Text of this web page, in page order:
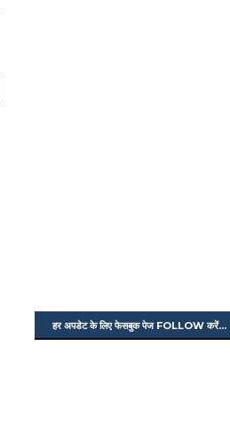
हर अपडेट के लिए फेसबुक पेज FOLLOW करें...